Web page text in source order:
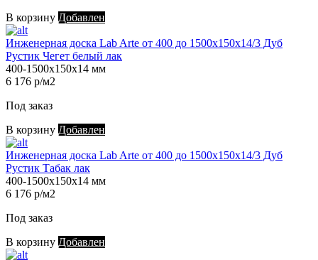
В корзину Добавлен
Инженерная доска Lab Arte от 400 до 1500х150х14/3 Дуб
Рустик Чегет белый лак
400-1500х150х14 мм
6 176 р/м2
Под заказ
В корзину Добавлен
Инженерная доска Lab Arte от 400 до 1500х150х14/3 Дуб
Рустик Табак лак
400-1500х150х14 мм
6 176 р/м2
Под заказ
В корзину Добавлен